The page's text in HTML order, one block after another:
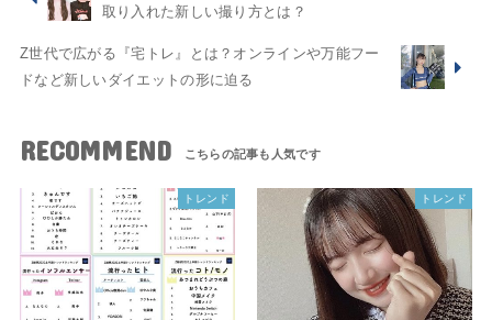
取り入れた新しい撮り方とは？
Z世代で広がる『宅トレ』とは？オンラインや万能フー
ドなど新しいダイエットの形に迫る
RECOMMEND
トレンド トレンド